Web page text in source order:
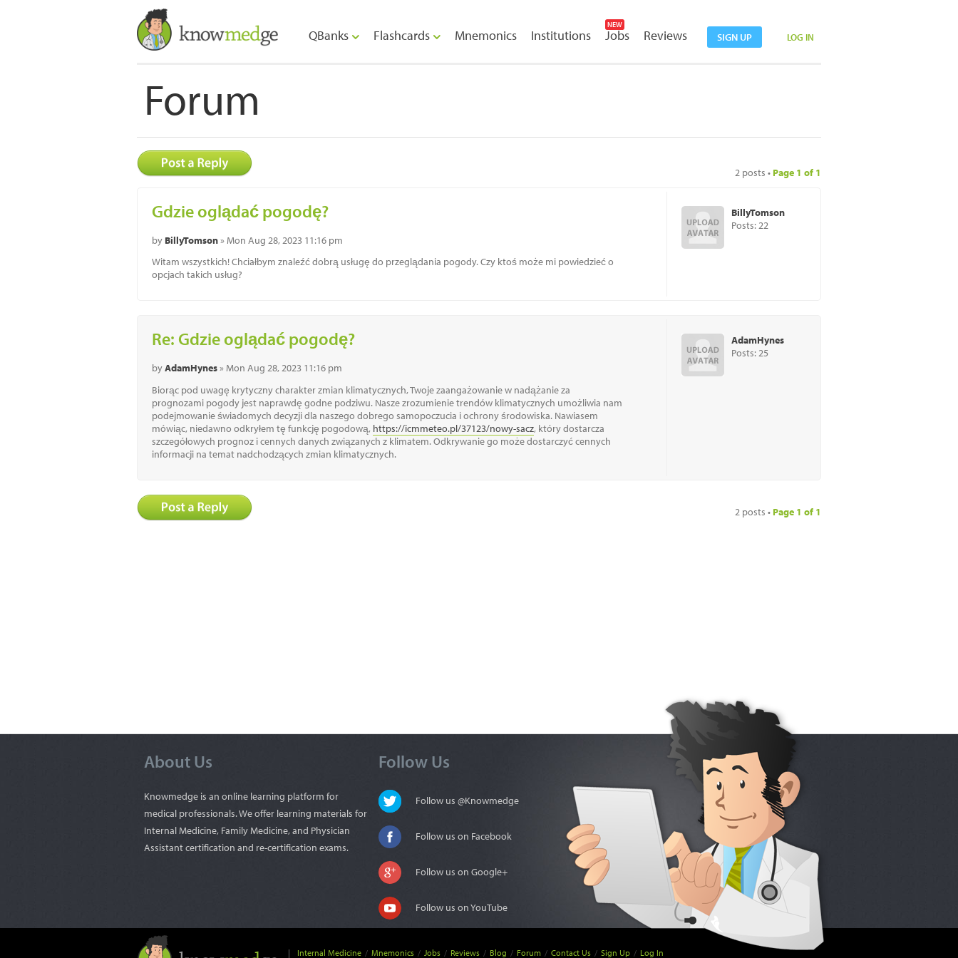
SIGN UP LOG IN
QBanks Flashcards Mnemonics Institutions
NEW
Jobs Reviews
Forum
2 posts • Page 1 of 1
Gdzie oglądać pogodę?
by BillyTomson» Mon Aug 28, 2023 11:16 pm
Witam wszystkich! Chciałbym znaleźć dobrą usługę do przeglądania pogody. Czy ktoś może mi powiedzieć o
opcjach takich usług?
BillyTomson
Posts: 22
Re: Gdzie oglądać pogodę?
byAdamHynes» Mon Aug 28, 2023 11:16 pm
Biorąc pod uwagę krytyczny charakter zmian klimatycznych, Twoje zaangażowanie w nadążanie za
prognozami pogody jest naprawdę godne podziwu. Nasze zrozumienie trendów klimatycznych umożliwia nam
podejmowanie świadomych decyzji dla naszego dobrego samopoczucia i ochrony środowiska. Nawiasem
mówiąc, niedawno odkryłem tę funkcję pogodową, https://icmmeteo.pl/37123/nowy-sacz, który dostarcza
szczegółowych prognoz i cennych danych związanych z klimatem. Odkrywanie go może dostarczyć cennych
informacji na temat nadchodzących zmian klimatycznych.
AdamHynes
Posts: 25
2 posts • Page 1 of 1
About Us
Knowmedge is an online learning platform for
medical professionals. We offer learning materials for
Internal Medicine, Family Medicine, and Physician
Assistant certification and re-certification exams.
Follow Us
Follow us @Knowmedge
Follow us on Facebook
Follow us on Google+
Follow us on YouTube
Internal Medicine / Mnemonics / Jobs / Reviews / Blog / Forum / Contact Us / Sign Up / Log In